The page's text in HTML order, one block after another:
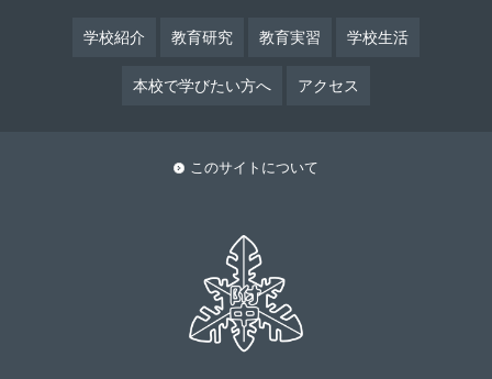
学校紹介 教育研究 教育実習 学校生活
本校で学びたい方へ アクセス
このサイトについて